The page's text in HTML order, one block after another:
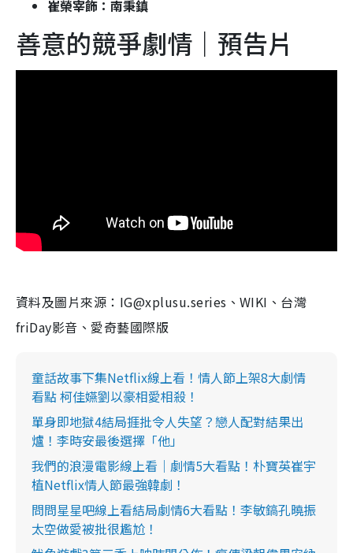
崔榮宰飾：南秉鎮
善意的競爭劇情｜預告片
資料及圖片來源：IG@xplusu.series、WIKI、台灣
friDay影音、愛奇藝國際版
童話故事下集Netflix線上看！情人節上架8大劇情
看點 柯佳嬿劉以豪相愛相殺！
單身即地獄4結局捱批令人失望？戀人配對結果出
爐！李時安最後選擇「他」
我們的浪漫電影線上看｜劇情5大看點！朴寶英崔宇
植Netflix情人節最強韓劇！
問問星星吧線上看結局劇情6大看點！李敏鎬孔曉振
太空做愛被批很尷尬！